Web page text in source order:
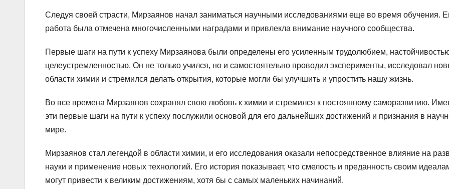
Следуя своей страсти, Мирзаянов начал заниматься научными исследованиями еще во время обучения.
работа была отмечена многочисленными наградами и привлекла внимание научного сообщества.
Первые шаги на пути к успеху Мирзаянова были определены его усиленным трудолюбием,
целеустремленностью. Он не только учился, но и самостоятельно проводил эксперименты, исследовал
области химии и стремился делать открытия, которые могли бы улучшить и упростить нашу жизнь.
Во все времена Мирзаянов сохранял свою любовь к химии и стремился к постоянному саморазвитию.
эти первые шаги на пути к успеху послужили основой для его дальнейших достижений и признания в
мире.
Мирзаянов стал легендой в области химии, и его исследования оказали непосредственное влияние на
науки и применение новых технологий. Его история показывает, что смелость и преданность своим
могут привести к великим достижениям, хотя бы с самых маленьких начинаний.